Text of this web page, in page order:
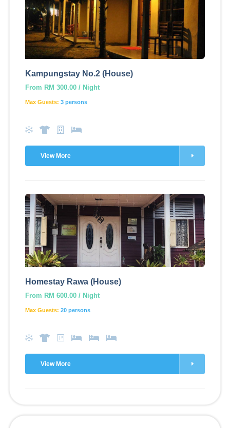
Kampungstay No.2 (House)
From RM 300.00 / Night
Max Guests: 3 persons
View More
Homestay Rawa (House)
From RM 600.00 / Night
Max Guests: 20 persons
View More